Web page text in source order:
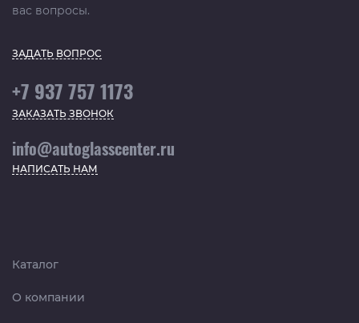
вас вопросы.
ЗАДАТЬ ВОПРОС
+7 937 757 1173
ЗАКАЗАТЬ ЗВОНОК
info@autoglasscenter.ru
НАПИСАТЬ НАМ
Каталог
О компании